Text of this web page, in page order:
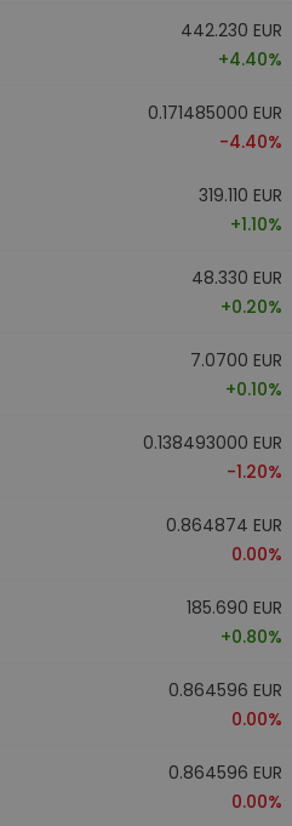
442.230 EUR
+4.40%
0.171485000 EUR
-4.40%
319.110 EUR
+1.10%
48.330 EUR
+0.20%
7.0700 EUR
+0.10%
0.138493000 EUR
-1.20%
0.864874 EUR
0.00%
185.690 EUR
+0.80%
0.864596 EUR
0.00%
0.864596 EUR
0.00%